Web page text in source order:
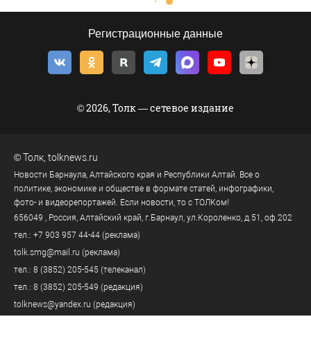
Регистрационные данные
© 2026, Толк — сетевое издание
©Толк tolknews.ru
Новости Барнаула, Алтайского края и Республики Алтай. Все о
политике, экономике и обществе в формате статей, инфографики,
фото- и видеорепортажей. Если новости, то с ТОЛКом!
656049 , Россия, Алтайский край, г.Барнаул, ул.Короленко, д.51, оф.202
тел.: +7 903 957 44-44 (реклама)
tolk.smg@mail.ru (реклама)
тел.: 8 (3852) 205-545 (телеканал)
тел.: 8 (3852) 205-549 (редакция)
tolknews@yandex.ru (редакция)